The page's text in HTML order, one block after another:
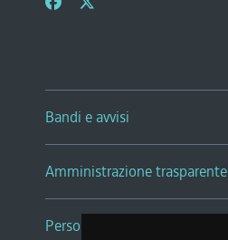
Bandi e avvisi
Amministrazione trasparente
Persone e Uffici